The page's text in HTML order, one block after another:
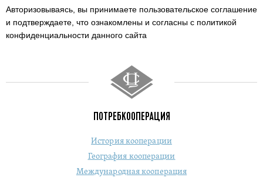
Авторизовываясь, вы принимаете пользовательское соглашение
и подтверждаете, что ознакомлены и согласны с политикой
конфиденциальности данного сайта
ПОТРЕБКООПЕРАЦИЯ
История кооперации
География кооперации
Международная кооперация